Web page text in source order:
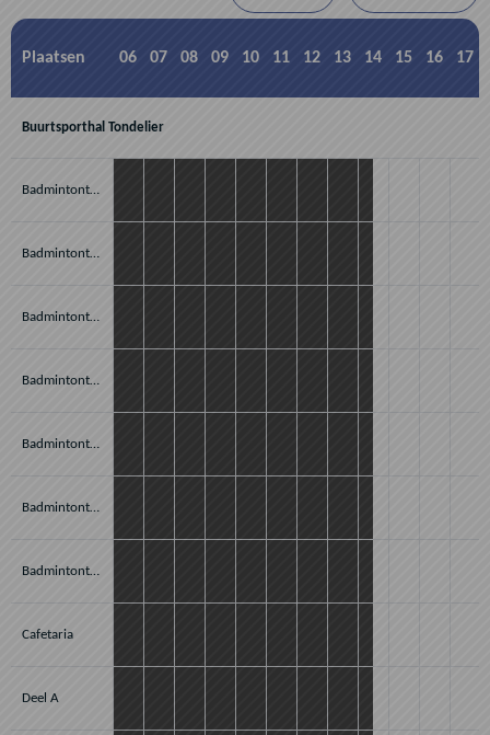
Plaatsen 06 07 08 09 10 11 12 13 14 15 16 17
Buurtsporthal Tondelier
Badmintonterrein A2 (2)
Badmintonterrein A3 (3)
Badmintonterrein A4 (4)
Badmintonterrein C1 (5)
Badmintonterrein C2 (6)
Badmintonterrein C3 (7)
Badmintonterrein C4 (8)
Cafetaria
Deel A